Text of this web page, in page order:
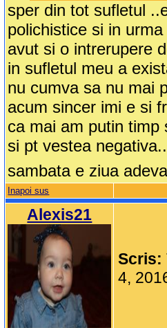
sper din tot sufletul
polichistice si in
avut si o intrerupere
in sufletul meu a
nu cumva sa nu mai
acum sincer imi e si
ca mai am putin timp
si pt vestea
sambata e ziua
Inapoi sus
Alexis21
Scris:
4,